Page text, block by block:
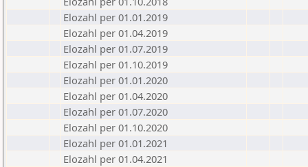
Elozahl per 01.01.2019
Elozahl per 01.04.2019
Elozahl per 01.07.2019
Elozahl per 01.10.2019
Elozahl per 01.01.2020
Elozahl per 01.04.2020
Elozahl per 01.07.2020
Elozahl per 01.10.2020
Elozahl per 01.01.2021
Elozahl per 01.04.2021